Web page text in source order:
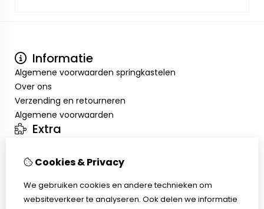
Informatie
Algemene voorwaarden springkastelen
Over ons
Verzending en retourneren
Algemene voorwaarden
Extra
Aanbiedingen
Mijn account
Inloggen
Bestelhistorie
Cookies & Privacy
We gebruiken cookies en andere technieken om
websiteverkeer te analyseren. Ook delen we informatie